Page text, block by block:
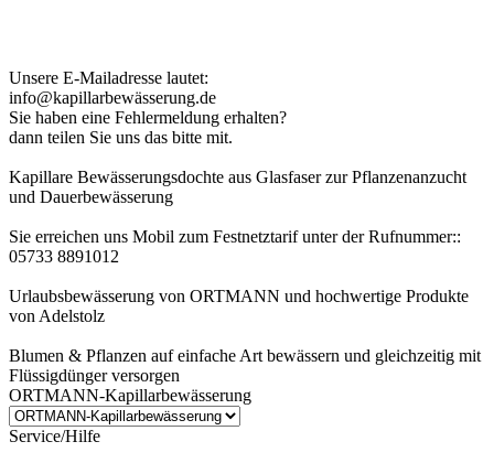
Unsere E-Mailadresse lautet:
info@kapillarbewässerung.de
Sie haben eine Fehlermeldung erhalten?
dann teilen Sie uns das bitte mit.
Kapillare Bewässerungsdochte aus Glasfaser zur Pflanzenanzucht
und Dauerbewässerung
Sie erreichen uns Mobil zum Festnetztarif unter der Rufnummer::
05733 8891012
Urlaubsbewässerung von ORTMANN und hochwertige Produkte
von Adelstolz
Blumen & Pflanzen auf einfache Art bewässern und gleichzeitig mit
Flüssigdünger versorgen
ORTMANN-Kapillarbewässerung
Service/Hilfe